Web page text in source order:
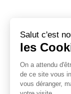
Salut c'est
les
On a attendu
de ce site vous
vous déranger,